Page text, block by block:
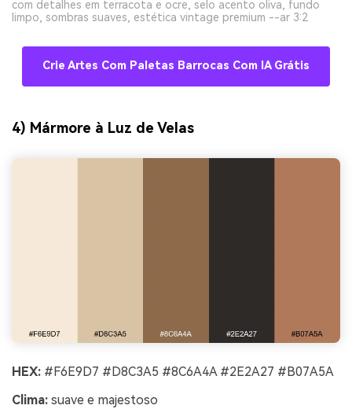
com detalhes em terracota e ocre, selo acento oliva, fundo
limpo, sombras suaves, estética vintage premium --ar 3:2
Crie Artes Com Paletas Barrocas Com IA Grátis
4) Mármore à Luz de Velas
HEX: #F6E9D7 #D8C3A5 #8C6A4A #2E2A27 #B07A5A
Clima: suave e majestoso